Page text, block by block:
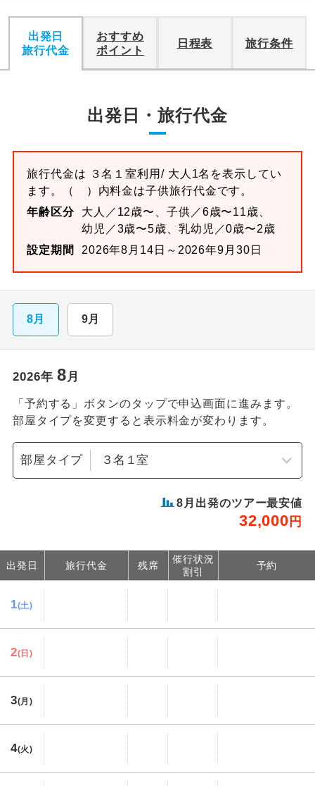
出発日
旅行代金
おすすめ
ポイント
日程表 旅行条件
出発日・旅行代金
旅行代金は ３名１室利用/ 大人1名を表示してい
ます。
（ ）内料金は子供旅行代金です。
年齢区分
大人／12歳〜、子供／6歳〜11歳、
幼児／3歳〜5歳、乳幼児／0歳〜2歳
設定期間
2026年8月14日～2026年9月30日
8月 9月
2026年 8月
「予約する」ボタンのタップで申込画面に進みます。
部屋タイプを変更すると表示料金が変わります。
部屋タイプ
8 月出発のツアー最安値
32,000 円
出発日 旅行代金 残席
催行状況
割引
予約
1(土)
2(日)
3(月)
4(火)